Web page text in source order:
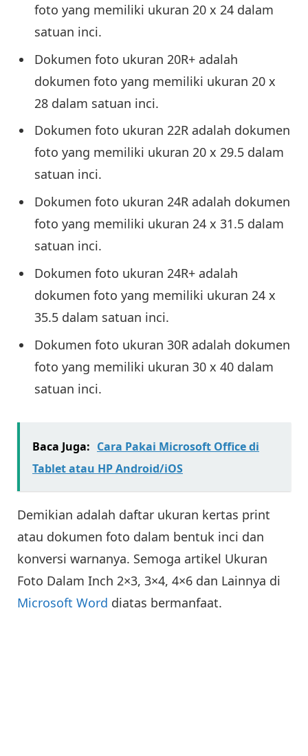
foto yang memiliki ukuran 20 x 24 dalam
satuan inci.
Dokumen foto ukuran 20R+ adalah
dokumen foto yang memiliki ukuran 20 x
28 dalam satuan inci.
Dokumen foto ukuran 22R adalah dokumen
foto yang memiliki ukuran 20 x 29.5 dalam
satuan inci.
Dokumen foto ukuran 24R adalah dokumen
foto yang memiliki ukuran 24 x 31.5 dalam
satuan inci.
Dokumen foto ukuran 24R+ adalah
dokumen foto yang memiliki ukuran 24 x
35.5 dalam satuan inci.
Dokumen foto ukuran 30R adalah dokumen
foto yang memiliki ukuran 30 x 40 dalam
satuan inci.
Baca Juga: Cara Pakai Microsoft Office di
Tablet atau HP Android/iOS
Demikian adalah daftar ukuran kertas print
atau dokumen foto dalam bentuk inci dan
konversi warnanya. Semoga artikel Ukuran
Foto Dalam Inch 2×3, 3×4, 4×6 dan Lainnya di
Microsoft Word diatas bermanfaat.